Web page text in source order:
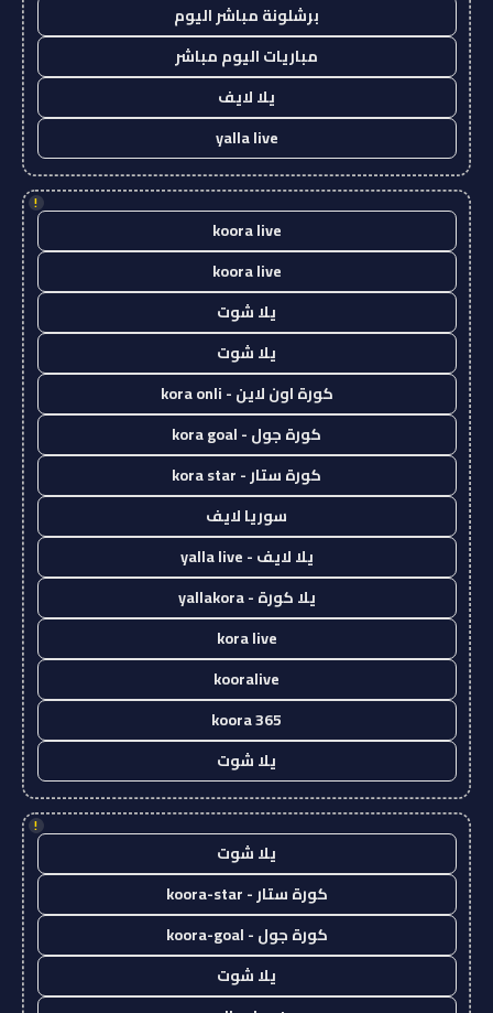
برشلونة مباشر اليوم
مباريات اليوم مباشر
يلا لايف
yalla live
!
koora live
koora live
يلا شوت
يلا شوت
كورة اون لاين - kora onli
كورة جول - kora goal
كورة ستار - kora star
سوريا لايف
يلا لايف - yalla live
يلا كورة - yallakora
kora live
kooralive
koora 365
يلا شوت
!
يلا شوت
كورة ستار - koora-star
كورة جول - koora-goal
يلا شوت